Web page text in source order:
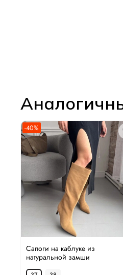
-40%
Сапоги на каблуке из
натуральной замши